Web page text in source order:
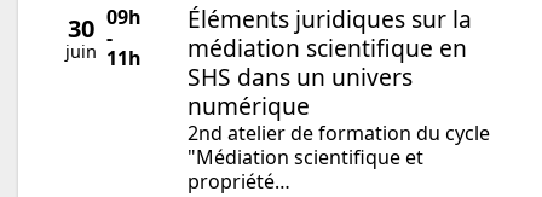
30
juin
09h
-
11h
Éléments juridiques sur la
médiation scientifique en
SHS dans un univers
numérique
2nd atelier de formation du cycle
"Médiation scientifique et
propriété…